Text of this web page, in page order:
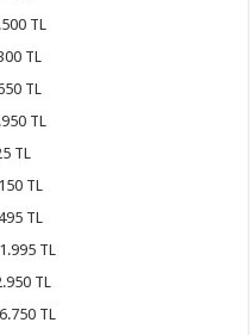
TL
TL
TL
TL
TL
TL
TL
TL
TL
TL